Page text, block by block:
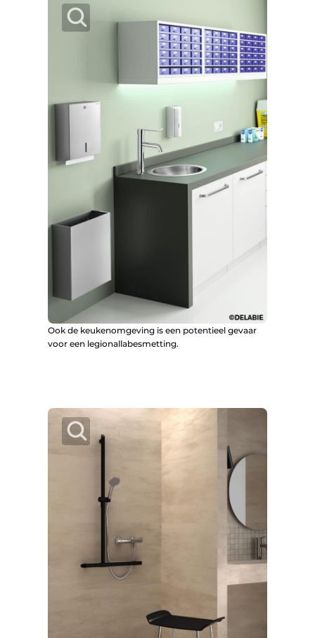
Ook de keukenomgeving is een potentieel gevaar
voor een legionallabesmetting.